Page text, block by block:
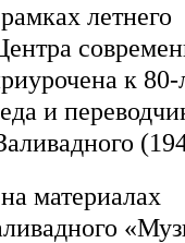
летнего
к
и
материалах